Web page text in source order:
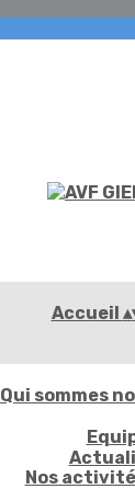
Accueil ▴
Qui sommes
Nos